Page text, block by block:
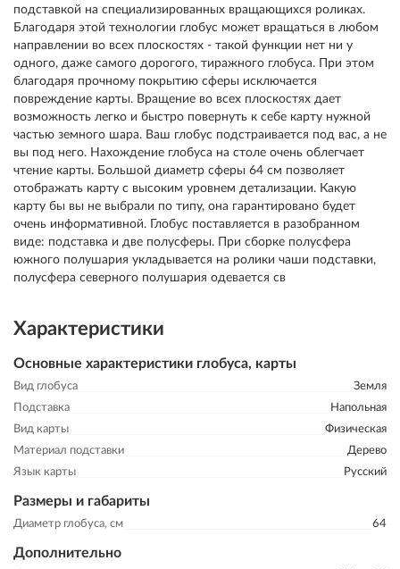
подставкой на специализированных вращающихся роликах.
Благодаря этой технологии глобус может вращаться в любом
направлении во всех плоскостях - такой функции нет ни у
одного, даже самого дорогого, тиражного глобуса. При этом
благодаря прочному покрытию сферы исключается
повреждение карты. Вращение во всех плоскостях дает
возможность легко и быстро повернуть к себе карту нужной
частью земного шара. Ваш глобус подстраивается под вас, а не
вы под него. Нахождение глобуса на столе очень облегчает
чтение карты. Большой диаметр сферы 64 см позволяет
отображать карту с высоким уровнем детализации. Какую
карту бы вы не выбрали по типу, она гарантировано будет
очень информативной. Глобус поставляется в разобранном
виде: подставка и две полусферы. При сборке полусфера
южного полушария укладывается на ролики чаши подставки,
полусфера северного полушария одевается св
Характеристики
Основные характеристики глобуса, карты
Вид глобуса
Земля
Подставка
Напольная
Вид карты
Физическая
Материал подставки
Дерево
Язык карты
Русский
Размеры и габариты
Диаметр глобуса, см 64
Дополнительно